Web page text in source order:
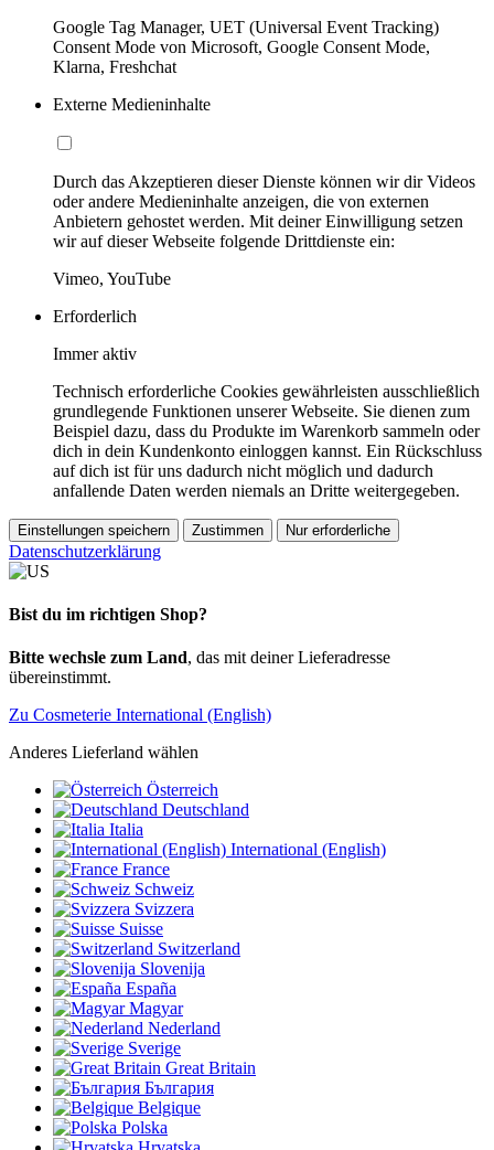
Google Tag Manager, UET (Universal Event Tracking)
Consent Mode von Microsoft, Google Consent Mode,
Klarna, Freshchat
Externe Medieninhalte
Durch das Akzeptieren dieser Dienste können wir dir Videos
oder andere Medieninhalte anzeigen, die von externen
Anbietern gehostet werden. Mit deiner Einwilligung setzen
wir auf dieser Webseite folgende Drittdienste ein:
Vimeo, YouTube
Erforderlich
Immer aktiv
Technisch erforderliche Cookies gewährleisten ausschließlich
grundlegende Funktionen unserer Webseite. Sie dienen zum
Beispiel dazu, dass du Produkte im Warenkorb sammeln oder
dich in dein Kundenkonto einloggen kannst. Ein Rückschluss
auf dich ist für uns dadurch nicht möglich und dadurch
anfallende Daten werden niemals an Dritte weitergegeben.
Einstellungen speichern Zustimmen Nur erforderliche
Datenschutzerklärung
Bist du im richtigen Shop?
Bitte wechsle zum Land, das mit deiner Lieferadresse
übereinstimmt.
Zu Cosmeterie International (English)
Anderes Lieferland wählen
Österreich
Deutschland
Italia
International (English)
France
Schweiz
Svizzera
Suisse
Switzerland
Slovenija
España
Magyar
Nederland
Sverige
Great Britain
България
Belgique
Polska